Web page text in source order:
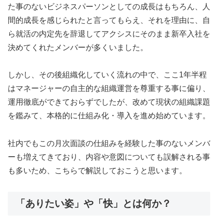
た事のないビジネスパーソンとしての成長はもちろん、人
間的成長を感じられたと言ってもらえ、それを理由に、自
ら就活の内定先を辞退してアクシスにそのまま新卒入社を
決めてくれたメンバーが多くいました。
しかし、その後組織化していく流れの中で、ここ1年半程
はマネージャーの自主的な組織運営を尊重する事に偏り、
運用徹底ができておらずでしたが、改めて現状の組織課題
を鑑みて、本格的に仕組み化・導入を進め始めています。
社内でもこの月次面談の仕組みを経験した事のないメンバ
ーも増えてきており、内容や意図についても誤解される事
も多いため、こちらで解説しておこうと思います。
「ありたい姿」や「快」とは何か？